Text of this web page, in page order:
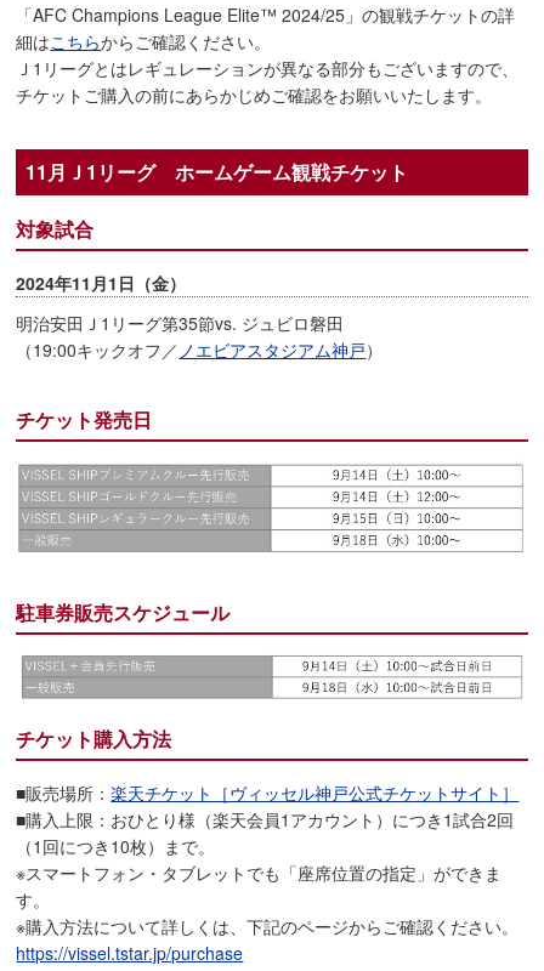
「AFC Champions League Elite™ 2024/25」の観戦チケットの詳
細はこちらからご確認ください。
Ｊ1リーグとはレギュレーションが異なる部分もございますので、
チケットご購入の前にあらかじめご確認をお願いいたします。
11月Ｊ1リーグ ホームゲーム観戦チケット
対象試合
2024年11月1日（金）
明治安田Ｊ1リーグ第35節vs. ジュビロ磐田
（19:00キックオフ／ ノエビアスタジアム神戸）
チケット発売日
駐車券販売スケジュール
チケット購入方法
■販売場所：楽天チケット［ヴィッセル神戸公式チケットサイト］
■購入上限：おひとり様（楽天会員1アカウント）につき1試合2回
（1回につき10枚）まで。
※スマートフォン・タブレットでも「座席位置の指定」ができま
す。
※購入方法について詳しくは、下記のページからご確認ください。
https://vissel.tstar.jp/purchase